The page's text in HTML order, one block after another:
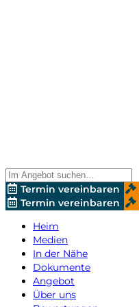
Termin vereinbaren
Termin vereinbaren
Heim
Medien
In der Nähe
Dokumente
Angebot
Über uns